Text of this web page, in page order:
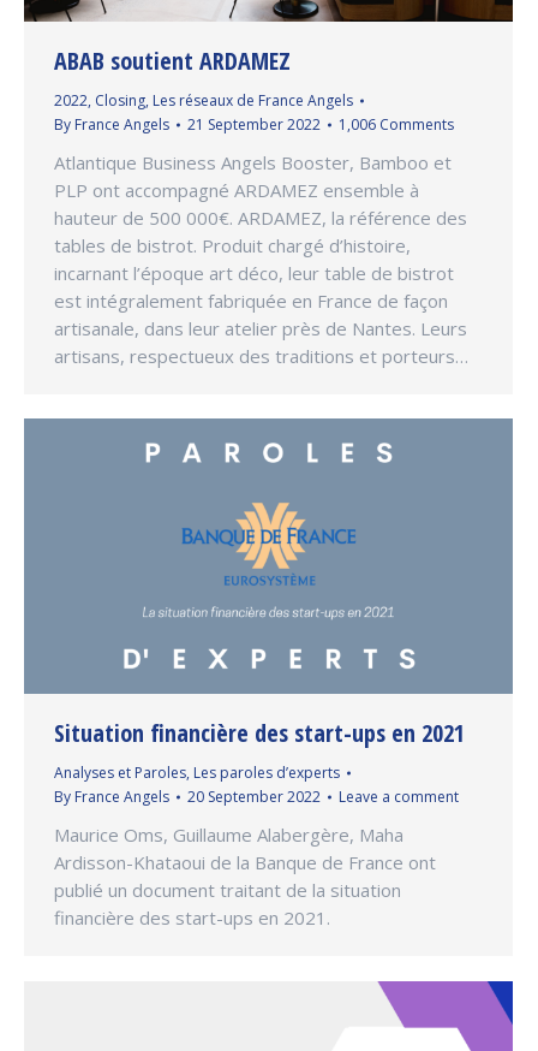
ABAB soutient ARDAMEZ
2022, Closing, Les réseaux de France Angels
By France Angels 21 September 2022 1,006 Comments
Atlantique Business Angels Booster, Bamboo et
PLP ont accompagné ARDAMEZ ensemble à
hauteur de 500 000€. ARDAMEZ, la référence des
tables de bistrot. Produit chargé d’histoire,
incarnant l’époque art déco, leur table de bistrot
est intégralement fabriquée en France de façon
artisanale, dans leur atelier près de Nantes. Leurs
artisans, respectueux des traditions et porteurs…
Situation financière des start-ups en 2021
Analyses et Paroles, Les paroles d’experts
By France Angels 20 September 2022 Leave a comment
Maurice Oms, Guillaume Alabergère, Maha
Ardisson-Khataoui de la Banque de France ont
publié un document traitant de la situation
financière des start-ups en 2021.